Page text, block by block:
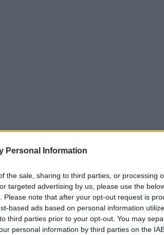
Personal Information
the sale, sharing to third parties, or processing
targeted advertising by us, please use the
Please note that after your opt-out request is
based ads based on personal information
third parties prior to your opt-out. You may
personal information by third parties on the